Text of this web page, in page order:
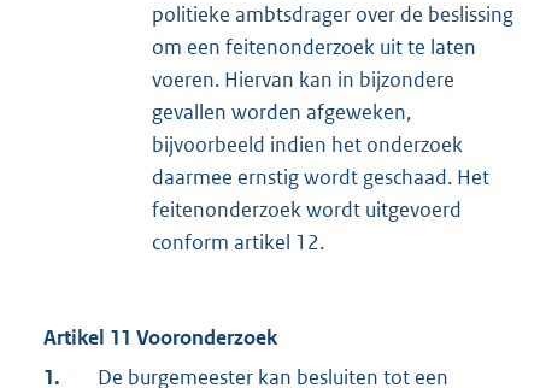
politieke ambtsdrager over de beslissing
om een feitenonderzoek uit te laten
voeren. Hiervan kan in bijzondere
gevallen worden afgeweken,
bijvoorbeeld indien het onderzoek
daarmee ernstig wordt geschaad. Het
feitenonderzoek wordt uitgevoerd
conform artikel 12.
Artikel 11 Vooronderzoek
1.
De burgemeester kan besluiten tot een